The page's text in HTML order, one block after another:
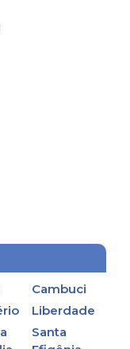
Cambuci
Liberdade
Santa